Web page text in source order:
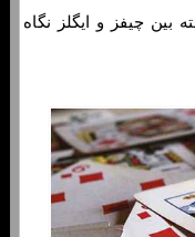
بین چیفز و ایگلز نگاه